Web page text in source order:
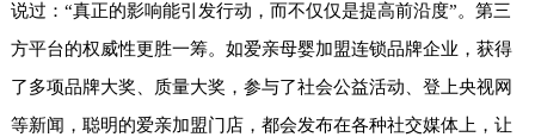
说过：“真正的影响能引发行动，而不仅仅是提高前沿度”。第三
方平台的权威性更胜一筹。如爱亲母婴加盟连锁品牌企业，获得
了多项品牌大奖、质量大奖，参与了社会公益活动、登上央视网
等新闻，聪明的爱亲加盟门店，都会发布在各种社交媒体上，让